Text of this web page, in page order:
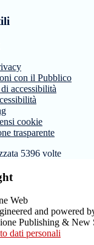
con il Pubblico
accessibilità
cookie
trasparente
5396 volte
and powered
Publishing & New
dati personali